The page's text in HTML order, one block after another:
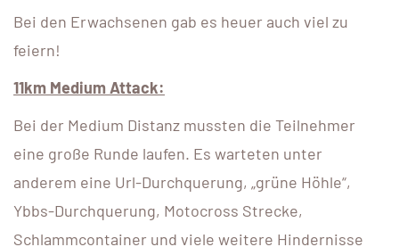
Bei den Erwachsenen gab es heuer auch viel zu
feiern!
11km Medium Attack:
Bei der Medium Distanz mussten die Teilnehmer
eine große Runde laufen. Es warteten unter
anderem eine Url-Durchquerung, „grüne Höhle“,
Ybbs-Durchquerung, Motocross Strecke,
Schlammcontainer und viele weitere Hindernisse